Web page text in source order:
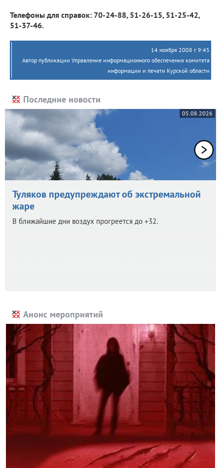
Телефоны для справок: 70-24-88, 51-26-15, 51-25-42,
51-37-46.
14 ноября 2008 г. 9:45
Автор публикации Управление информационного обеспечения комитета
информации и печати Курской области
Последние новости
05.08.2026
Туляков предупреждают об экстремальной
жаре
В ближайшие дни воздух прогреется до +32.
Анонс мероприятий